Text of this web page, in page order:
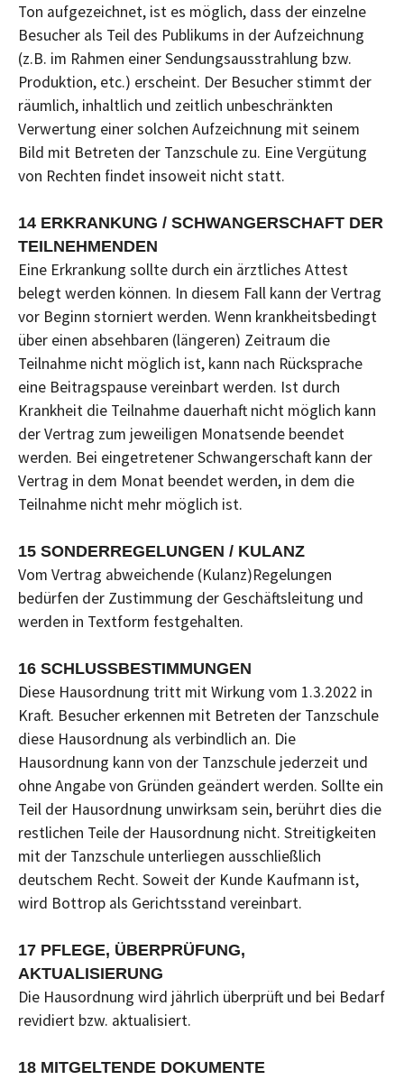
Ton aufgezeichnet, ist es möglich, dass der einzelne
Besucher als Teil des Publikums in der Aufzeichnung
(z.B. im Rahmen einer Sendungsausstrahlung bzw.
Produktion, etc.) erscheint. Der Besucher stimmt der
räumlich, inhaltlich und zeitlich unbeschränkten
Verwertung einer solchen Aufzeichnung mit seinem
Bild mit Betreten der Tanzschule zu. Eine Vergütung
von Rechten findet insoweit nicht statt.
14 ERKRANKUNG / SCHWANGERSCHAFT DER
TEILNEHMENDEN
Eine Erkrankung sollte durch ein ärztliches Attest
belegt werden können. In diesem Fall kann der Vertrag
vor Beginn storniert werden. Wenn krankheitsbedingt
über einen absehbaren (längeren) Zeitraum die
Teilnahme nicht möglich ist, kann nach Rücksprache
eine Beitragspause vereinbart werden. Ist durch
Krankheit die Teilnahme dauerhaft nicht möglich kann
der Vertrag zum jeweiligen Monatsende beendet
werden. Bei eingetretener Schwangerschaft kann der
Vertrag in dem Monat beendet werden, in dem die
Teilnahme nicht mehr möglich ist.
15 SONDERREGELUNGEN / KULANZ
Vom Vertrag abweichende (Kulanz)Regelungen
bedürfen der Zustimmung der Geschäftsleitung und
werden in Textform festgehalten.
16 SCHLUSSBESTIMMUNGEN
Diese Hausordnung tritt mit Wirkung vom 1.3.2022 in
Kraft. Besucher erkennen mit Betreten der Tanzschule
diese Hausordnung als verbindlich an. Die
Hausordnung kann von der Tanzschule jederzeit und
ohne Angabe von Gründen geändert werden. Sollte ein
Teil der Hausordnung unwirksam sein, berührt dies die
restlichen Teile der Hausordnung nicht. Streitigkeiten
mit der Tanzschule unterliegen ausschließlich
deutschem Recht. Soweit der Kunde Kaufmann ist,
wird Bottrop als Gerichtsstand vereinbart.
17 PFLEGE, ÜBERPRÜFUNG,
AKTUALISIERUNG
Die Hausordnung wird jährlich überprüft und bei Bedarf
revidiert bzw. aktualisiert.
18 MITGELTENDE DOKUMENTE